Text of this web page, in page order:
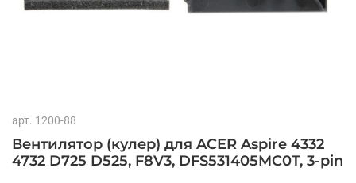
арт. 1200-88
Вентилятор (кулер) для ACER Aspire 4332
4732 D725 D525, F8V3, DFS531405MC0T, 3-pin